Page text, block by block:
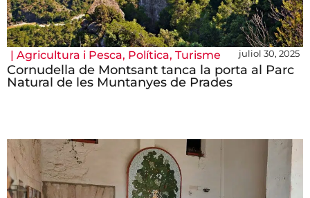
| Agricultura i Pesca, Política, Turisme juliol 30, 2025
Cornudella de Montsant tanca la porta al Parc
Natural de les Muntanyes de Prades